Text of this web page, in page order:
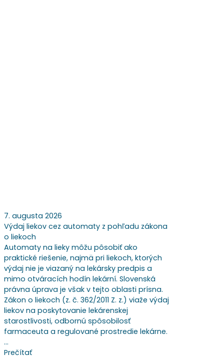
7. augusta 2026
Výdaj liekov cez automaty z pohľadu zákona
o liekoch
Automaty na lieky môžu pôsobiť ako
praktické riešenie, najmä pri liekoch, ktorých
výdaj nie je viazaný na lekársky predpis a
mimo otváracích hodín lekární. Slovenská
právna úprava je však v tejto oblasti prísna.
Zákon o liekoch (z. č. 362/2011 Z. z.) viaže výdaj
liekov na poskytovanie lekárenskej
starostlivosti, odbornú spôsobilosť
farmaceuta a regulované prostredie lekárne.
…
Prečítať